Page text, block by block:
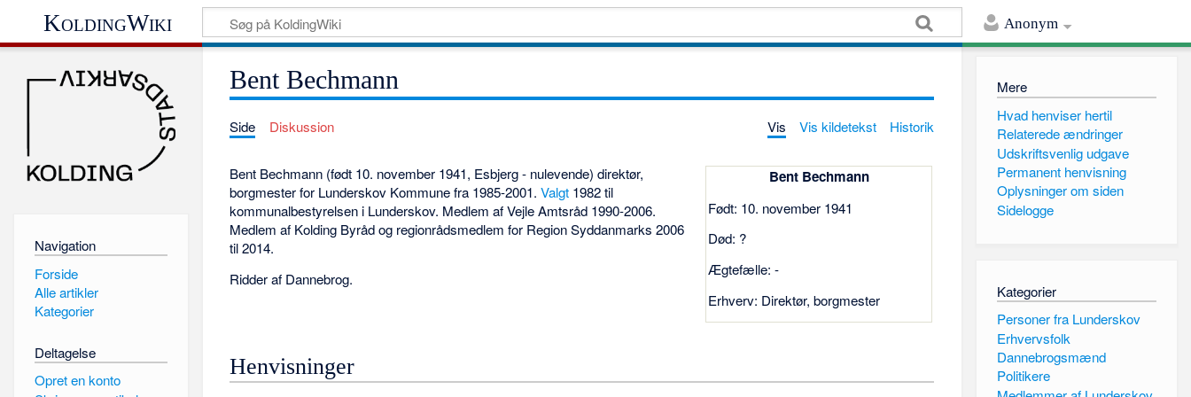
Anonym
KoldingWiki
Bent Bechmann
Side Diskussion Vis Vis kildetekst Historik
Bent Bechmann
Født: 10. november 1941
Død: ?
Ægtefælle: -
Erhverv: Direktør, borgmester
Bent Bechmann (født 10. november 1941, Esbjerg - nulevende) direktør,
borgmester for Lunderskov Kommune fra 1985-2001.Valgt 1982 til
kommunalbestyrelsen i Lunderskov. Medlem af Vejle Amtsråd 1990-2006.
Medlem af Kolding Byråd og regionrådsmedlem for Region Syddanmarks 2006
til 2014.
Ridder af Dannebrog.
Henvisninger
Navigation
Forside
Alle artikler
Kategorier
Deltagelse
Opret en konto
Mere
Hvad henviser hertil
Relaterede ændringer
Udskriftsvenlig udgave
Permanent henvisning
Oplysninger om siden
Sidelogge
Kategorier
Personer fra Lunderskov
Erhvervsfolk
Dannebrogsmænd
Politikere